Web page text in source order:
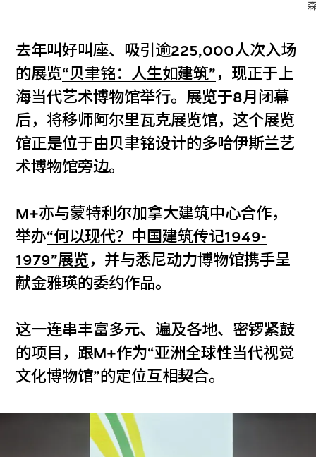
去年叫好叫座、吸引逾225,000人次入场
的展览“贝聿铭：人生如建筑”，现正于上
海当代艺术博物馆举行。展览于8月闭幕
后，将移师阿尔里瓦克展览馆，这个展览
馆正是位于由贝聿铭设计的多哈伊斯兰艺
术博物馆旁边。
M+亦与蒙特利尔加拿大建筑中心合作，
举办“何以现代？中国建筑传记1949-
1979”展览，并与悉尼动力博物馆携手呈
献金雅瑛的委约作品。
这一连串丰富多元、遍及各地、密锣紧鼓
的项目，跟M+作为“亚洲全球性当代视觉
文化博物馆”的定位互相契合。